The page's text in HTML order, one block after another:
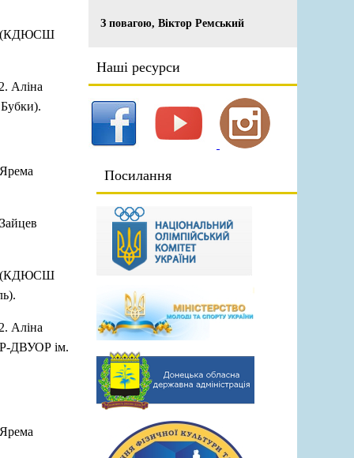
З повагою, Віктор Ремський
Наші ресурси
Посилання
(КДЮСШ
Аліна
(КДЮСШ
Аліна
ДВУОР ім.